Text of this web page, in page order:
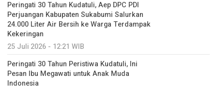
Peringati 30 Tahun Kudatuli, Aep DPC PDI
Perjuangan Kabupaten Sukabumi Salurkan
24.000 Liter Air Bersih ke Warga Terdampak
Kekeringan
25 Juli 2026 - 12:21 WIB
Peringati 30 Tahun Peristiwa Kudatuli, Ini
Pesan Ibu Megawati untuk Anak Muda
Indonesia